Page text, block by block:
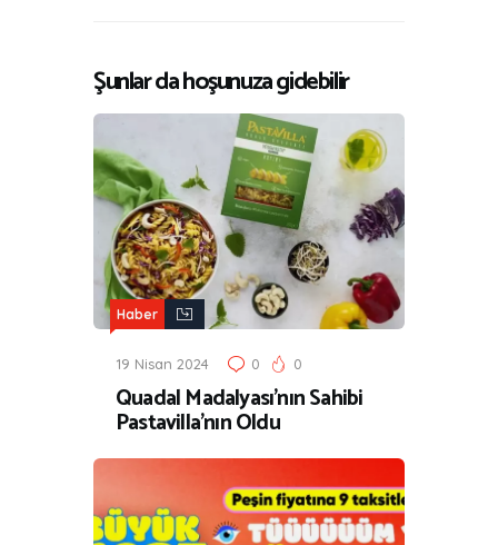
Şunlar da hoşunuza gidebilir
Haber
19 Nisan 2024 0 0
Quadal Madalyası’nın Sahibi
Pastavilla’nın Oldu